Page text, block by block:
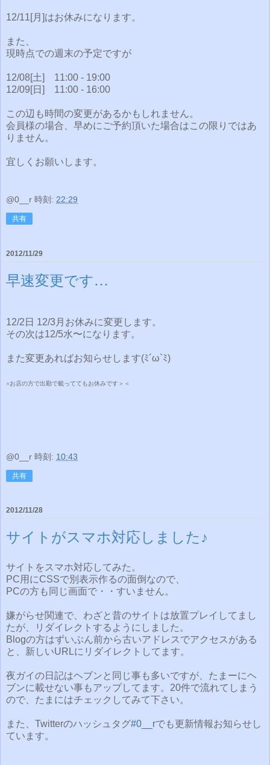
12/11[月]はお休みになります。
また、
現時点での週末の予定ですが
12/08[土] 11:00 - 19:00
12/09[日] 11:00 - 16:00
この辺も時間の変更があるかもしれません。
会員様の場合、早めにご予約頂いた場合はこの限りではあ
りません。
宜しくお願いします。
@0__r 時刻: 22:29
共有
2012/11/29
早速変更です…
12/2日 12/3月お休みに変更します。
その次は12/5水〜になります。
また変更あればお知らせします(ﾐ´ω`ﾐ)
※お店の方で出勤で載っててもお休みです＞＜
@0__r 時刻: 10:43
共有
2012/11/28
サイトがスマホ対応しました♪
サイトをスマホ対応してみた。
PC用にCSSで別表示作るの面倒なので、
PCの方も同じ画面で・・すいません。
嫌がらせ関連で、わざと昔のサイトは放置プレイしてまし
たが、リダイレクトするようにしました。
Blogの方はずいぶん前から古いアドレスでアクセスがある
と、新しいURLにリダイレクトしてます。
夜ガイの日記はヘブンと同じ事も多いですが、たまーにヘ
ブンに載せない事もアップしてます。20件で流れてしまう
ので、たまにはチェックしてみて下さい。
また、Twitterのハッシュタグ#0__rでも更新情報お知らせし
ています。